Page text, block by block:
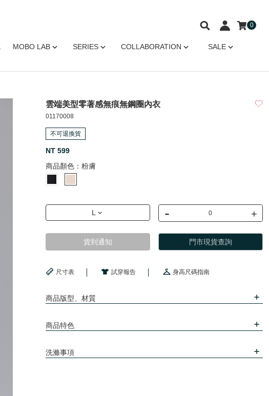
MOBO LAB SERIES COLLABORATION SALE
0
雲端美型零著感無痕無鋼圈內衣
01170008
不可退換貨
NT 599
商品顏色： 粉膚
L - +
貨到通知 門市現貨查詢
尺寸表 試穿報告 身高尺碼指南
商品版型、材質
商品特色
洗滌事項